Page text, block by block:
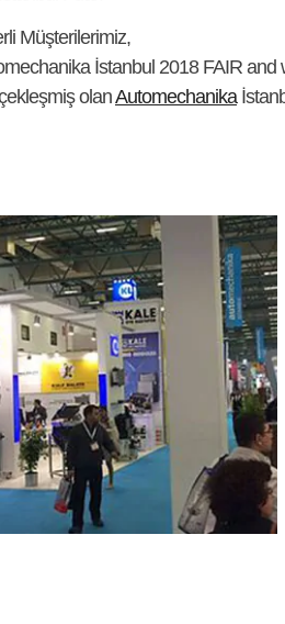
Müşterilerimiz,
İstanbul 2018 FAIR
olanAutomechanika